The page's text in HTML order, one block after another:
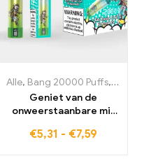
e-sigaretten Zweden,
Alle, Bang 20000 Puffs,
Geniet van de
onweerstaanbare mix
en granaatappel met
€5,31 - €7,59